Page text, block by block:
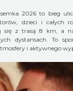
2026 to bieg
dzieci i całych
się z trasą 8 km, a
dystansach. To
i aktywnego